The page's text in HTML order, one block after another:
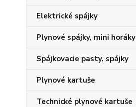
Elektrické spájky
Plynové spájky, mini horáky
Spájkovacie pasty, spájky
Plynové kartuše
Technické plynové kartuše